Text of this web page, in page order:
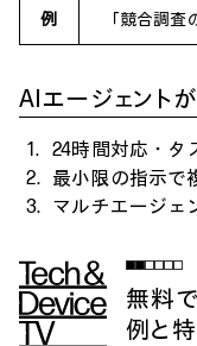
例 「競合調
AIエージェント
24時間対応・タ
最小限の指示で
マルチエージェ
無料
例と